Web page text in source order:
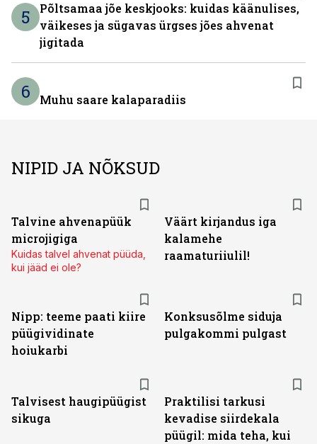
5
Põltsamaa jõe keskjooks: kuidas käänulises,
väikeses ja sügavas ürgses jões ahvenat
jigitada
6 Muhu saare kalaparadiis
NIPID JA NÕKSUD
Talvine ahvenapüük
microjigiga
Kuidas talvel ahvenat püüda,
kui jääd ei ole?
Väärt kirjandus iga
kalamehe
raamaturiiulil!
Nipp: teeme paati kiire
püügividinate
hoiukarbi
Konksusõlme siduja
pulgakommi pulgast
Talvisest haugipüügist
sikuga
Praktilisi tarkusi
kevadise siirdekala
püügil: mida teha, kui